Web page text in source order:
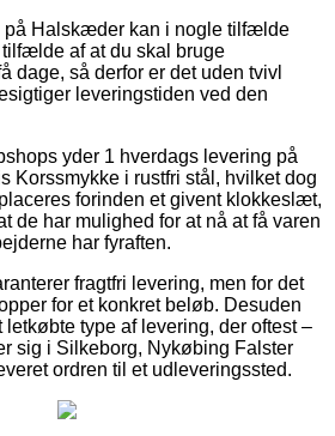
på Halskæder kan i nogle tilfælde
af at du skal bruge
dage, så derfor er det uden tvivl
leveringstiden ved den
yder 1 hverdags levering på
Korssmykke i rustfri stål, hvilket dog
forinden et givent klokkeslæt,
de har mulighed for at nå at få varen
har fyraften.
fragtfri levering, men for det
for et konkret beløb. Desuden
type af levering, der oftest –
sig i Silkeborg, Nykøbing Falster
ordren til et udleveringssted.